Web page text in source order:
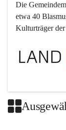
Die
etwa 40
Kulturträger